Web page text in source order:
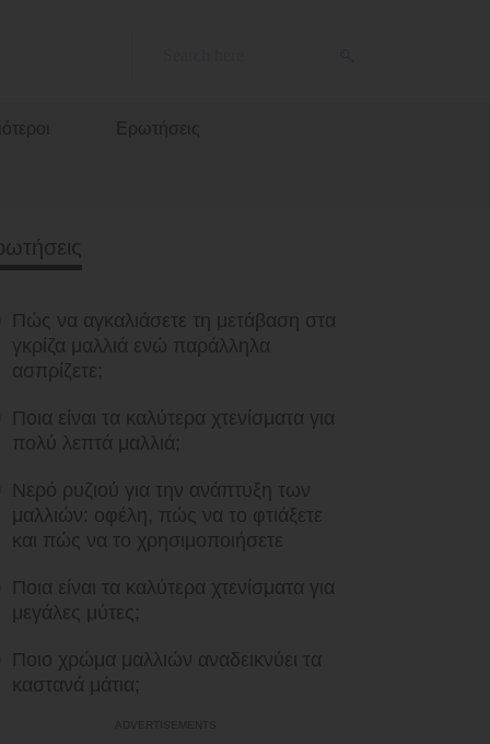
Πώς να αγκαλιάσετε τη μετάβαση στα
γκρίζα μαλλιά ενώ παράλληλα
ασπρίζετε;
Ποια είναι τα καλύτερα χτενίσματα για
πολύ λεπτά μαλλιά;
Νερό ρυζιού για την ανάπτυξη των
μαλλιών: οφέλη, πώς να το φτιάξετε
και πώς να το χρησιμοποιήσετε
Ποια είναι τα καλύτερα χτενίσματα για
μεγάλες μύτες;
Ποιο χρώμα μαλλιών αναδεικνύει τα
καστανά μάτια;